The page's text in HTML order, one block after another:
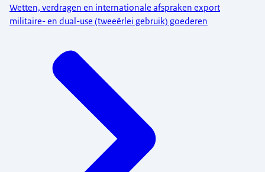
Wetten, verdragen en internationale afspraken export
militaire- en dual-use (tweeërlei gebruik) goederen